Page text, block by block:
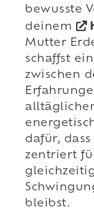
bewusste
deinem
Mutter
schaffst
zwischen
dafür,
zentriert
bleibst.